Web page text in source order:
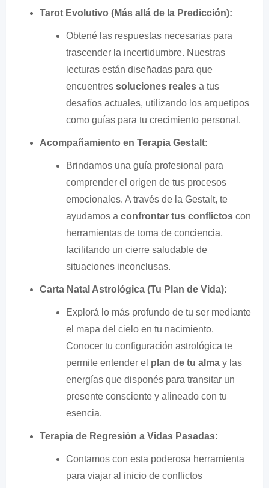
Tarot Evolutivo (Más allá de la Predicción):
Obtené las respuestas necesarias para
trascender la incertidumbre. Nuestras
lecturas están diseñadas para que
encuentres soluciones reales a tus
desafíos actuales, utilizando los arquetipos
como guías para tu crecimiento personal.
Acompañamiento en Terapia Gestalt:
Brindamos una guía profesional para
comprender el origen de tus procesos
emocionales. A través de la Gestalt, te
ayudamos a confrontar tus conflictos con
herramientas de toma de conciencia,
facilitando un cierre saludable de
situaciones inconclusas.
Carta Natal Astrológica (Tu Plan de Vida):
Explorá lo más profundo de tu ser mediante
el mapa del cielo en tu nacimiento.
Conocer tu configuración astrológica te
permite entender el plan de tu alma y las
energías que disponés para transitar un
presente consciente y alineado con tu
esencia.
Terapia de Regresión a Vidas Pasadas:
Contamos con esta poderosa herramienta
para viajar al inicio de conflictos